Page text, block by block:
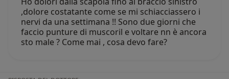
,dolore costatante come se mi schiacciassero i
nervi da una settimana !! Sono due giorni che
faccio punture di muscoril e voltare nn è ancora
sto male ? Come mai , cosa devo fare?